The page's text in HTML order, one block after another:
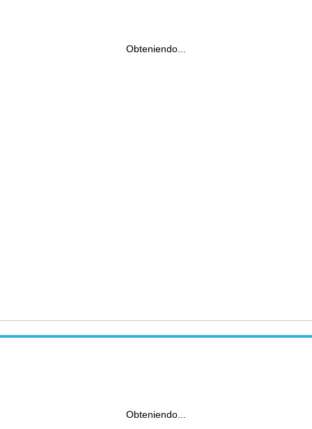
Obteniendo...
Obteniendo...